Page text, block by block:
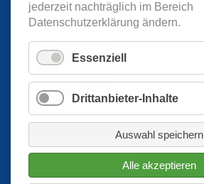
Weitere Informationen hier...
jederzeit nachträglich im Bereich
Datenschutzerklärung ändern.
Essenziell
Drittanbieter-Inhalte
Auswahl speichern
Alle akzeptieren
2011 BMJ
2010 Ballonglühen
2009 Dänemark